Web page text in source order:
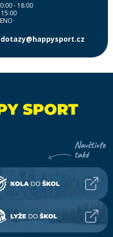
- 18:00
15:00
dotazy@happysport.cz